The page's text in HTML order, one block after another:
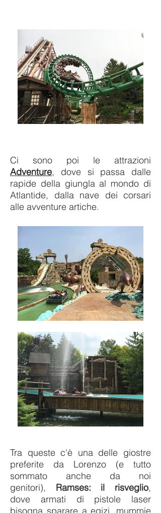
Ci sono poi le attrazioni
Adventure, dove si passa dalle
rapide della giungla al mondo di
Atlantide, dalla nave dei corsari
alle avventure artiche.
Tra queste c'è una delle giostre
preferite da Lorenzo (e tutto
sommato anche da noi
genitori), Ramses: il risveglio,
dove armati di pistole laser